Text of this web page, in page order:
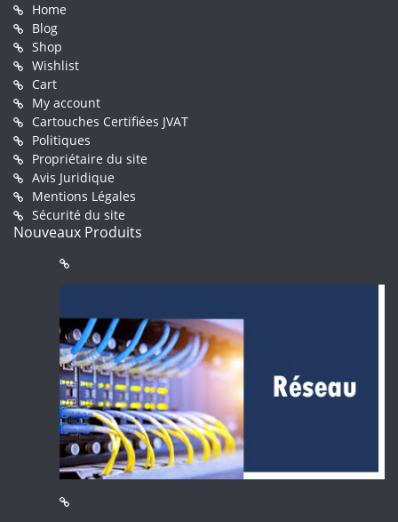
Home
Blog
Shop
Wishlist
Cart
My account
Cartouches Certifiées JVAT
Politiques
Propriétaire du site
Avis Juridique
Mentions Légales
Sécurité du site
Nouveaux Produits